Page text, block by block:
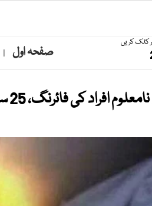
کلک کریں
صفحہ اول |
کی فائرنگ، 25 سالہ نوجوان جاں بحق